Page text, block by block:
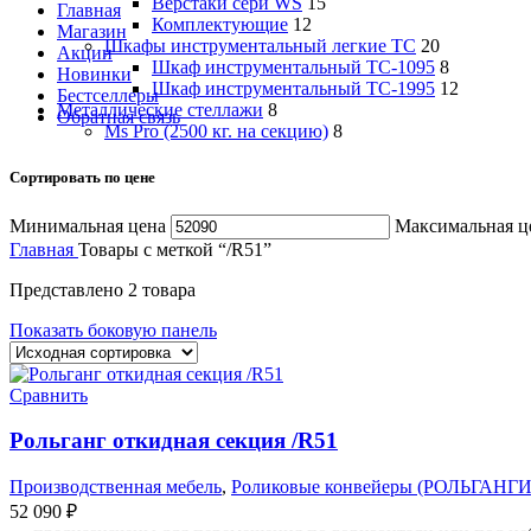
Главная
Магазин
Акции
Новинки
Бестселлеры
Обратная связь
Комплектующие 12
Шкафы инструментальный легкие ТС 20
Шкаф инструментальный TC-1095 8
Шкаф инструментальный TC-1995 12
Металлические стеллажи 8
Ms Pro (2500 кг. на секцию) 8
Сортировать по цене
Минимальная цена Максимальная
Главная Товары с меткой “/R51”
Представлено 2 товара
Показать боковую панель
Сравнить
Рольганг откидная секция /R51
Производственная мебель, Роликовые конвейеры
52 090 ₽